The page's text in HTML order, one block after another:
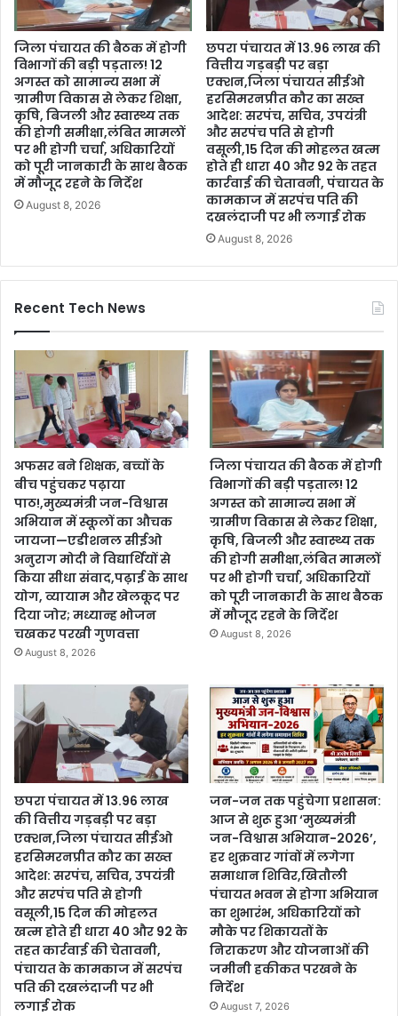
जिला पंचायत की बैठक में होगी
विभागों की बड़ी पड़ताल! 12
अगस्त को सामान्य सभा में
ग्रामीण विकास से लेकर शिक्षा,
कृषि, बिजली और स्वास्थ्य तक
की होगी समीक्षा,लंबित मामलों
पर भी होगी चर्चा, अधिकारियों
को पूरी जानकारी के साथ बैठक
में मौजूद रहने के निर्देश
August 8, 2026
छपरा पंचायत में 13.96 लाख की
वित्तीय गड़बड़ी पर बड़ा
एक्शन,जिला पंचायत सीईओ
हरसिमरनप्रीत कौर का सख्त
आदेश: सरपंच, सचिव, उपयंत्री
और सरपंच पति से होगी
वसूली,15 दिन की मोहलत खत्म
होते ही धारा 40 और 92 के तहत
कार्रवाई की चेतावनी, पंचायत के
कामकाज में सरपंच पति की
दखलंदाजी पर भी लगाई रोक
August 8, 2026
Recent Tech News
अफसर बने शिक्षक, बच्चों के
बीच पहुंचकर पढ़ाया
पाठ!,मुख्यमंत्री जन-विश्वास
अभियान में स्कूलों का औचक
जायजा—एडीशनल सीईओ
अनुराग मोदी ने विद्यार्थियों से
किया सीधा संवाद,पढ़ाई के साथ
योग, व्यायाम और खेलकूद पर
दिया जोर; मध्यान्ह भोजन
चखकर परखी गुणवत्ता
August 8, 2026
जिला पंचायत की बैठक में होगी
विभागों की बड़ी पड़ताल! 12
अगस्त को सामान्य सभा में
ग्रामीण विकास से लेकर शिक्षा,
कृषि, बिजली और स्वास्थ्य तक
की होगी समीक्षा,लंबित मामलों
पर भी होगी चर्चा, अधिकारियों
को पूरी जानकारी के साथ बैठक
में मौजूद रहने के निर्देश
August 8, 2026
छपरा पंचायत में 13.96 लाख
की वित्तीय गड़बड़ी पर बड़ा
एक्शन,जिला पंचायत सीईओ
हरसिमरनप्रीत कौर का सख्त
आदेश: सरपंच, सचिव, उपयंत्री
और सरपंच पति से होगी
वसूली,15 दिन की मोहलत
खत्म होते ही धारा 40 और 92 के
तहत कार्रवाई की चेतावनी,
पंचायत के कामकाज में सरपंच
पति की दखलंदाजी पर भी
लगाई रोक
जन-जन तक पहुंचेगा प्रशासन:
आज से शुरू हुआ ‘मुख्यमंत्री
जन-विश्वास अभियान-2026’,
हर शुक्रवार गांवों में लगेगा
समाधान शिविर,खितौली
पंचायत भवन से होगा अभियान
का शुभारंभ, अधिकारियों को
मौके पर शिकायतों के
निराकरण और योजनाओं की
जमीनी हकीकत परखने के
निर्देश
August 7, 2026